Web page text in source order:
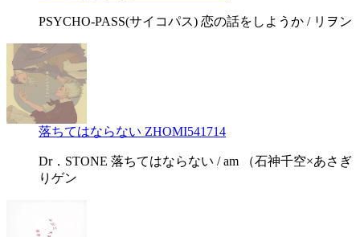
PSYCHO-PASS(サイコパス) 恋の話をしようか / リヲン
落ちてはならない ZHOMI541714
Dr．STONE 落ちてはならない / am （石神千空×あさぎ
りゲン